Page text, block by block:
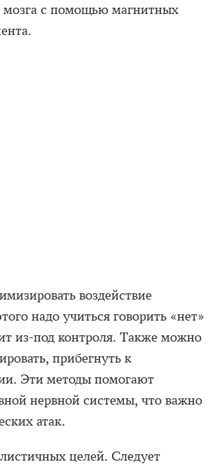
мозга с помощью магнитных
воздействие
надо учиться говорить «нет»
из-под контроля. Также можно
прибегнуть к
Эти методы помогают
нервной системы, что важно
атак.
целей. Следует